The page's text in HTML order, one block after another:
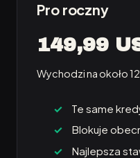
Pro roczny
149,99
Wychodzi na około
Te same
Blokuje
Najlepsza